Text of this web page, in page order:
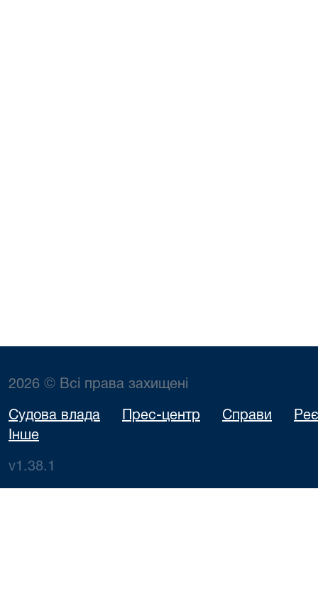
2026 © Всі права захищені
Судова влада Прес-центр Справи
Інше
v1.38.1